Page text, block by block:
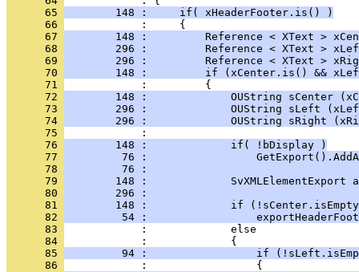
      65
        148 :     if( xHeaderFooter.is() )
      66
      67
148 :         Reference < XText >
      68
296 :         Reference < XText >
      69
296 :         Reference < XText >
      70
148 :         if (xCenter.is() &&
      71
      72
148 :             OUString sCenter
      73
296 :             OUString sLeft
      74
296 :             OUString sRight
      75
      76
        148 :             if( !bDisplay )
      77
76 :
      78
76 :
      79
148 :             SvXMLElementExport
      80
296 :
      81
148 :             if
      82
54 :
      83
      84
      85
94 :                 if
      86